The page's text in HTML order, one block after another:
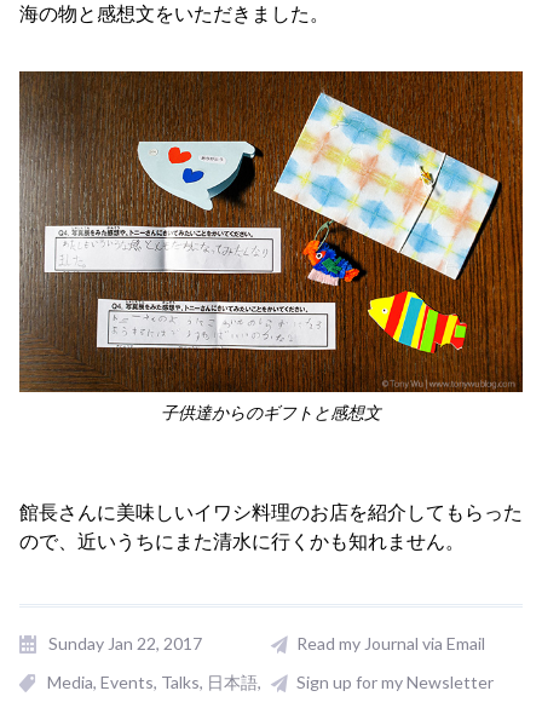
海の物と感想文をいただきました。
子供達からのギフトと感想文
館長さんに美味しいイワシ料理のお店を紹介してもらった
ので、近いうちにまた清水に行くかも知れません。
Sunday Jan 22, 2017
Media Events, Talks 日本語
Read my Journal via Email
Sign up for my Newsletter